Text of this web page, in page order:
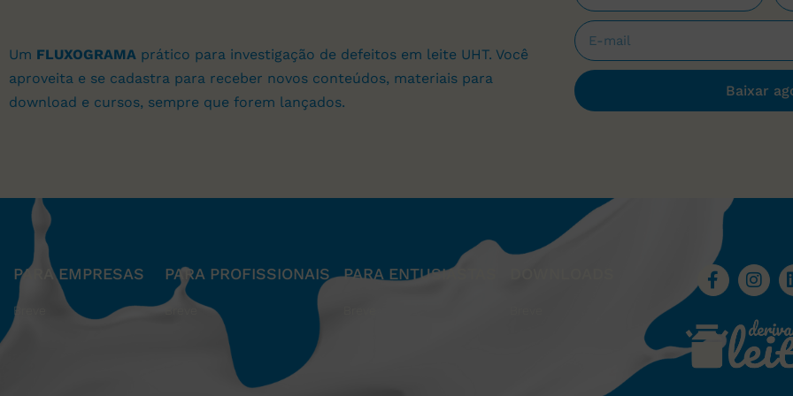
Um FLUXOGRAMA prático para investigação de defeitos em leite UHT. Você
aproveita e se cadastra para receber novos conteúdos, materiais para
download e cursos, sempre que forem lançados.
Baixar
PARA EMPRESAS
Breve
PARA PROFISSIONAIS PARA ENTUSIASTAS